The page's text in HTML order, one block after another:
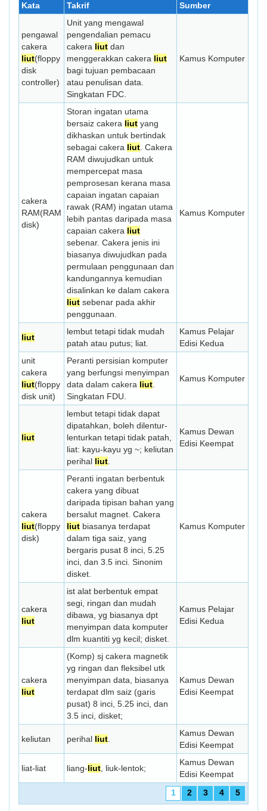
Kata Takrif Sumber
pengawal
cakera
liut(floppy
disk
controller)
Unit yang mengawal
pengendalian pemacu
cakera liut dan
menggerakkan cakera liut
bagi tujuan pembacaan
atau penulisan data.
Singkatan FDC.
Kamus Komputer
cakera
RAM(RAM
disk)
Storan ingatan utama
bersaiz cakera liut yang
dikhaskan untuk bertindak
sebagai cakera liut . Cakera
RAM diwujudkan untuk
mempercepat masa
pemprosesan kerana masa
capaian ingatan capaian
rawak (RAM) ingatan utama
lebih pantas daripada masa
capaian cakera liut
sebenar. Cakera jenis ini
biasanya diwujudkan pada
permulaan penggunaan dan
kandungannya kemudian
disalinkan ke dalam cakera
liut sebenar pada akhir
penggunaan.
Kamus Komputer
liut
lembut tetapi tidak mudah
patah atau putus; liat.
Kamus Pelajar
Edisi Kedua
unit
cakera
liut(floppy
disk unit)
Peranti persisian komputer
yang berfungsi menyimpan
data dalam cakera liut
Singkatan FDU.
Kamus Komputer
liut
lembut tetapi tidak dapat
dipatahkan, boleh dilentur-
lenturkan tetapi tidak patah,
liat: kayu-kayu yg ~; keliutan
perihal liut
Kamus Dewan
Edisi Keempat
cakera
liut(floppy
disk)
Peranti ingatan berbentuk
cakera yang dibuat
daripada tipisan bahan yang
bersalut magnet. Cakera
liut biasanya terdapat
dalam tiga saiz, yang
bergaris pusat 8 inci, 5.25
inci, dan 3.5 inci. Sinonim
disket.
Kamus Komputer
cakera
liut
ist alat berbentuk empat
segi, ringan dan mudah
dibawa, yg biasanya dpt
menyimpan data komputer
dlm kuantiti yg kecil; disket.
Kamus Pelajar
Edisi Kedua
cakera
liut
(Komp) sj cakera magnetik
yg ringan dan fleksibel utk
menyim­pan data, biasanya
terdapat dlm saiz (garis
pusat) 8 inci, 5.25 inci, dan
3.5 inci, disket;
Kamus Dewan
Edisi Keempat
keliutan perihal liut
Kamus Dewan
Edisi Keempat
liat-liat liang-liut , liuk-lentok;
Kamus Dewan
Edisi Keempat
1
2 3 4 5